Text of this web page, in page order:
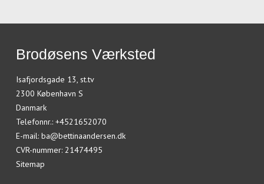
Brodøsens Værksted
Isafjordsgade 13, st.tv
2300 København S
Danmark
Telefonnr.: +4521652070
E-mail: ba@bettinaandersen.dk
CVR-nummer: 21474495
Sitemap